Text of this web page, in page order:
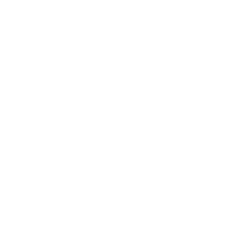
Sobre tener el
dicho: ‘Míster, ya
Cuando tienes un
trabajar bien. La
los cambios hayan